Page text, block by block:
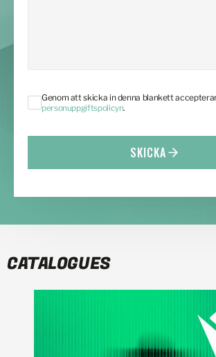
Genom att skicka in denna blankett
personuppgiftspolicyn.
SKICKA
CATALOGUES